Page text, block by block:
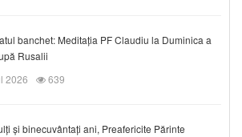
banchet: Meditația PF Claudiu la Duminica a
Rusalii
2026
639
și binecuvântați ani, Preafericite Părinte